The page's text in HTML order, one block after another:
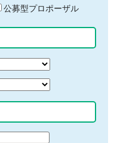
公募型プロポーザル